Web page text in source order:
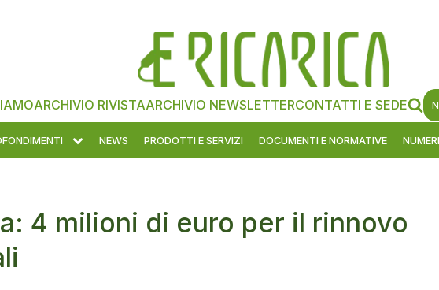
ARCHIVIO RIVISTAARCHIVIO NEWSLETTERCONTATTI E SEDE
NEWS PRODOTTI E SERVIZI DOCUMENTI E NORMATIVE
4 milioni di euro per il rinnovo